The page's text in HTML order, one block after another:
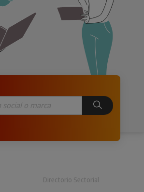
Directorio Sectorial